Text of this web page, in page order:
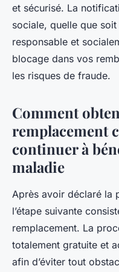
et sécurisé. La
sociale, quelle que
responsable et
blocage dans vos
les risques de fraude.
Comment
remplacement
continuer à
maladie
Après avoir déclaré la
l’étape suivante
remplacement. La
totalement gratuite et
afin d’éviter tout